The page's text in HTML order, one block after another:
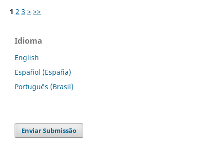
1 2 3 > >>
Idioma
English
Español (España)
Português (Brasil)
Enviar Submissão